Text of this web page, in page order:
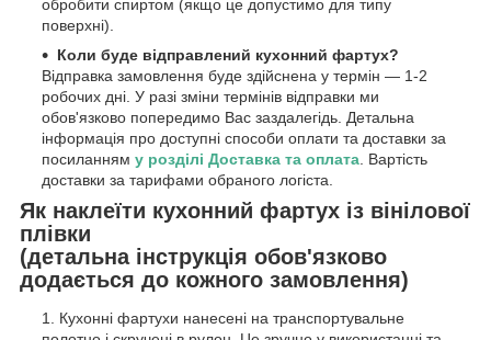
обробити спиртом (якщо це допустимо для типу
поверхні).
Коли буде відправлений кухонний фартух?
Відправка замовлення буде здійснена у термін — 1-2
робочих дні. У разі зміни термінів відправки ми
обов'язково попередимо Вас заздалегідь. Детальна
інформація про доступні способи оплати та доставки за
посиланням у розділі Доставка та оплата . Вартість
доставки за тарифами обраного логіста.
Як наклеїти кухонний фартух із вінілової
плівки
(детальна інструкція обов'язково
додається до кожного замовлення)
Кухонні фартухи нанесені на транспортувальне